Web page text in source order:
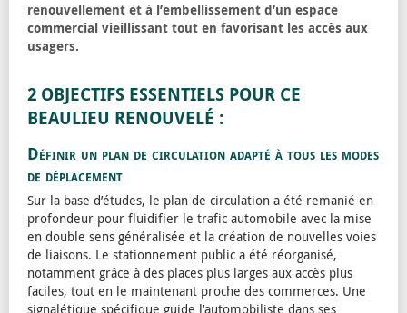
renouvellement et à l’embellissement d’un espace
commercial vieillissant tout en favorisant les accès aux
usagers.
2 OBJECTIFS ESSENTIELS POUR CE
BEAULIEU RENOUVELÉ :
Définir un plan de circulation adapté à tous les modes
de déplacement
Sur la base d’études, le plan de circulation a été remanié en
profondeur pour fluidifier le trafic automobile avec la mise
en double sens généralisée et la création de nouvelles voies
de liaisons. Le stationnement public a été réorganisé,
notamment grâce à des places plus larges aux accès plus
faciles, tout en le maintenant proche des commerces. Une
signalétique spécifique guide l’automobiliste dans ses